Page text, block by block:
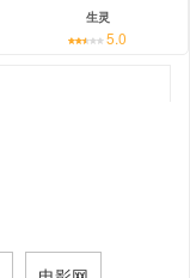
生灵
5.0